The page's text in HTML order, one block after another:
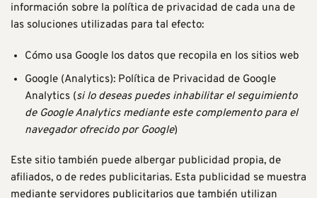
información sobre la política de privacidad de cada una de
las soluciones utilizadas para tal efecto:
Cómo usa Google los datos que recopila en los sitios web
Google (Analytics): Política de Privacidad de Google
Analytics(si lo deseas puedes inhabilitar el seguimiento
de Google Analytics mediante este complemento para el
navegador ofrecido por Google)
Este sitio también puede albergar publicidad propia, de
afiliados, o de redes publicitarias. Esta publicidad se muestra
mediante servidores publicitarios que también utilizan